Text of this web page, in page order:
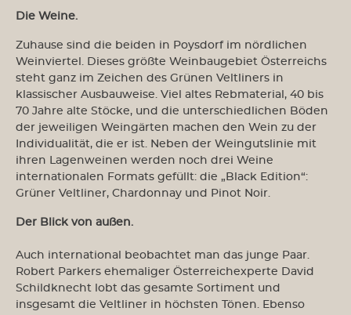
Die Weine.
Zuhause sind die beiden in Poysdorf im nördlichen
Weinviertel. Dieses größte Weinbaugebiet Österreichs
steht ganz im Zeichen des Grünen Veltliners in
klassischer Ausbauweise. Viel altes Rebmaterial, 40 bis
70 Jahre alte Stöcke, und die unterschiedlichen Böden
der jeweiligen Weingärten machen den Wein zu der
Individualität, die er ist. Neben der Weingutslinie mit
ihren Lagenweinen werden noch drei Weine
internationalen Formats gefüllt: die „Black Edition“:
Grüner Veltliner, Chardonnay und Pinot Noir.
Der Blick von außen.
Auch international beobachtet man das junge Paar.
Robert Parkers ehemaliger Österreichexperte David
Schildknecht lobt das gesamte Sortiment und
insgesamt die Veltliner in höchsten Tönen. Ebenso